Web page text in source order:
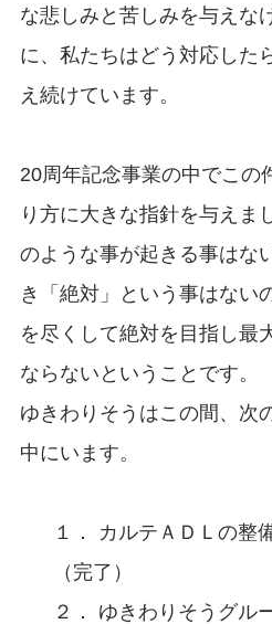
な悲しみと苦しみを与えな
に、私たちはどう対応した
え続けています。
20周年記念事業の中でこの
り方に大きな指針を与えま
のような事が起きる事はな
き「絶対」という事はない
を尽くして絶対を目指し最
ならないということです。
ゆきわりそうはこの間、次
中にいます。
１． カルテＡＤＬの整
（完了）
２． ゆきわりそうグル